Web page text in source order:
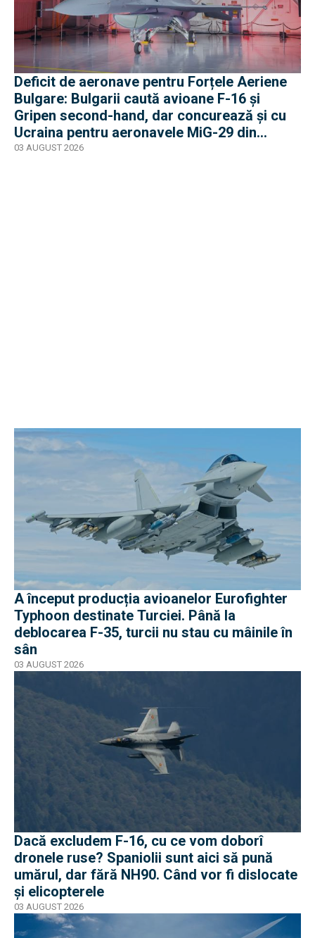
Deficit de aeronave pentru Forțele Aeriene
Bulgare: Bulgarii caută avioane F-16 și
Gripen second-hand, dar concurează și cu
Ucraina pentru aeronavele MiG-29 din
Polonia
03 AUGUST 2026
A început producția avioanelor Eurofighter
Typhoon destinate Turciei. Până la
deblocarea F-35, turcii nu stau cu mâinile în
sân
03 AUGUST 2026
Dacă excludem F-16, cu ce vom doborî
dronele ruse? Spaniolii sunt aici să pună
umărul, dar fără NH90. Când vor fi dislocate
și elicopterele
03 AUGUST 2026